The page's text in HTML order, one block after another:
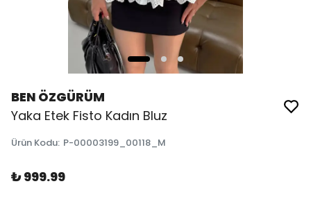
BEN ÖZGÜRÜM
Yaka Etek Fisto Kadın Bluz
Ürün Kodu: P-00003199_00118_M
₺ 999.99